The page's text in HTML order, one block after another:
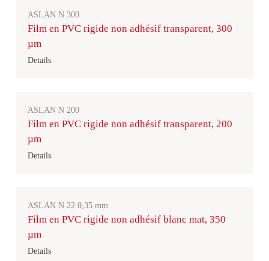
ASLAN N 300
Film en PVC rigide non adhésif transparent, 300
µm
Details
ASLAN N 200
Film en PVC rigide non adhésif transparent, 200
µm
Details
ASLAN N 22 0,35 mm
Film en PVC rigide non adhésif blanc mat, 350
µm
Details